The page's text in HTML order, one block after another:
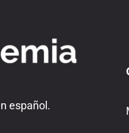
español.